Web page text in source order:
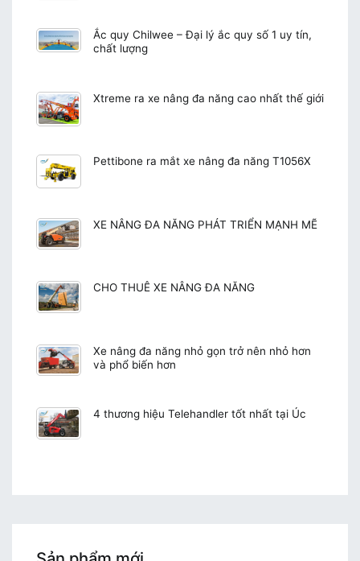
Ắc quy Chilwee – Đại lý ắc quy số 1 uy tín,
chất lượng
Xtreme ra xe nâng đa năng cao nhất thế giới
Pettibone ra mắt xe nâng đa năng T1056X
XE NÂNG ĐA NĂNG PHÁT TRIỂN MẠNH MẼ
CHO THUÊ XE NÂNG ĐA NĂNG
Xe nâng đa năng nhỏ gọn trở nên nhỏ hơn
và phổ biến hơn
4 thương hiệu Telehandler tốt nhất tại Úc